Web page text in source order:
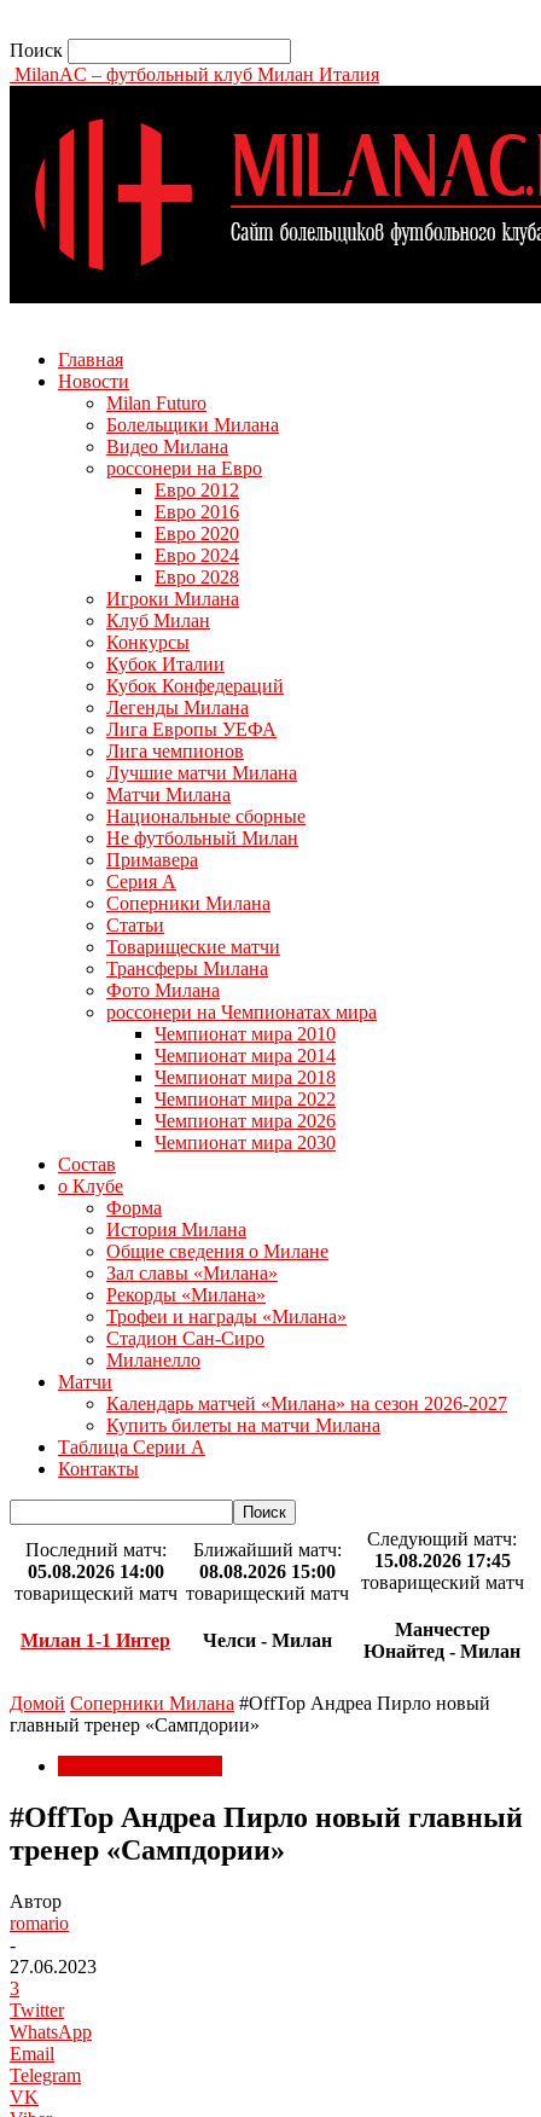
Поиск
MilanAC – футбольный клуб Милан Италия
Главная
Новости
Milan Futuro
Болельщики Милана
Видео Милана
россонери на Евро
Евро 2012
Евро 2016
Евро 2020
Евро 2024
Евро 2028
Игроки Милана
Клуб Милан
Конкурсы
Кубок Италии
Кубок Конфедераций
Легенды Милана
Лига Европы УЕФА
Лига чемпионов
Лучшие матчи Милана
Матчи Милана
Национальные сборные
Не футбольный Милан
Примавера
Серия А
Соперники Милана
Статьи
Товарищеские матчи
Трансферы Милана
Фото Милана
россонери на Чемпионатах мира
Чемпионат мира 2010
Чемпионат мира 2014
Чемпионат мира 2018
Чемпионат мира 2022
Чемпионат мира 2026
Чемпионат мира 2030
Состав
о Клубе
Форма
История Милана
Общие сведения о Милане
Зал славы «Милана»
Рекорды «Милана»
Трофеи и награды «Милана»
Стадион Сан-Сиро
Миланелло
Матчи
Календарь матчей «Милана» на сезон 2026-2027
Купить билеты на матчи Милана
Таблица Серии А
Контакты
Последний матч:
05.08.2026 14:00
товарищеский матч
Милан 1-1 Интер
Ближайший матч:
08.08.2026 15:00
товарищеский матч
Челси - Милан
Следующий матч:
15.08.2026 17:45
товарищеский матч
Манчестер
Юнайтед - Милан
Домой Соперники Милана #OffTop Андреа Пирло новый
главный тренер «Сампдории»
#OffTop Андреа Пирло новый главный
тренер «Сампдории»
Автор
romario
-
27.06.2023
3
Twitter
WhatsApp
Email
Telegram
VK